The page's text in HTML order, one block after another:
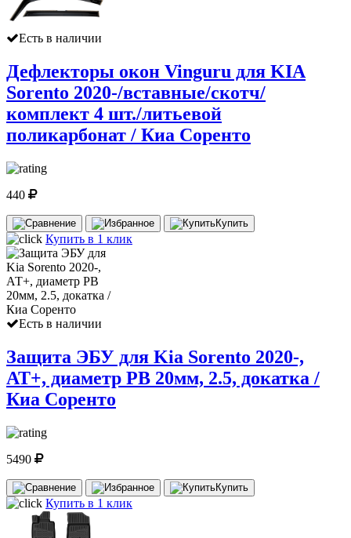
Есть в наличии
Дефлекторы окон Vinguru для KIA
Sorento 2020-/вставные/скотч/
комплект 4 шт./литьевой
поликарбонат / Киа Соренто
440
Купить
Купить в 1 клик
Есть в наличии
Защита ЭБУ для Kia Sorento 2020-,
АТ+, диаметр РВ 20мм, 2.5, докатка /
Киа Соренто
5490
Купить
Купить в 1 клик